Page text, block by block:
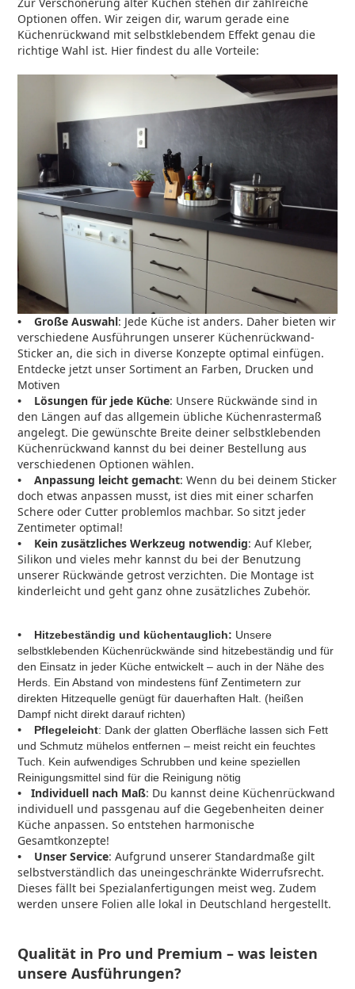
Optionen offen. Wir zeigen dir, warum gerade eine
Küchenrückwand mit selbstklebendem Effekt genau die
richtige Wahl ist. Hier findest du alle Vorteile:
• Große Auswahl: Jede Küche ist anders. Daher bieten wir
verschiedene Ausführungen unserer Küchenrückwand-
Sticker an, die sich in diverse Konzepte optimal einfügen.
Entdecke jetzt unser Sortiment an Farben, Drucken und
Motiven
• Lösungen für jede Küche: Unsere Rückwände sind in
den Längen auf das allgemein übliche Küchenrastermaß
angelegt. Die gewünschte Breite deiner selbstklebenden
Küchenrückwand kannst du bei deiner Bestellung aus
verschiedenen Optionen wählen.
• Anpassung leicht gemacht: Wenn du bei deinem Sticker
doch etwas anpassen musst, ist dies mit einer scharfen
Schere oder Cutter problemlos machbar. So sitzt jeder
Zentimeter optimal!
• Kein zusätzliches Werkzeug notwendig: Auf Kleber,
Silikon und vieles mehr kannst du bei der Benutzung
unserer Rückwände getrost verzichten. Die Montage ist
kinderleicht und geht ganz ohne zusätzliches Zubehör.
• Hitzebeständig und küchentauglich: Unsere
selbstklebenden Küchenrückwände sind hitzebeständig und für
den Einsatz in jeder Küche entwickelt – auch in der Nähe des
Herds. Ein Abstand von mindestens fünf Zentimetern zur
direkten Hitzequelle genügt für dauerhaften Halt. (heißen
Dampf nicht direkt darauf richten)
• Pflegeleicht: Dank der glatten Oberfläche lassen sich Fett
und Schmutz mühelos entfernen – meist reicht ein feuchtes
Tuch. Kein aufwendiges Schrubben und keine speziellen
Reinigungsmittel sind für die Reinigung nötig
•Individuell nach Maß: Du kannst deine Küchenrückwand
individuell und passgenau auf die Gegebenheiten deiner
Küche anpassen. So entstehen harmonische
Gesamtkonzepte!
• Unser Service: Aufgrund unserer Standardmaße gilt
selbstverständlich das uneingeschränkte Widerrufsrecht.
Dieses fällt bei Spezialanfertigungen meist weg. Zudem
werden unsere Folien alle lokal in Deutschland hergestellt.
Qualität in Pro und Premium – was leisten
unsere Ausführungen?